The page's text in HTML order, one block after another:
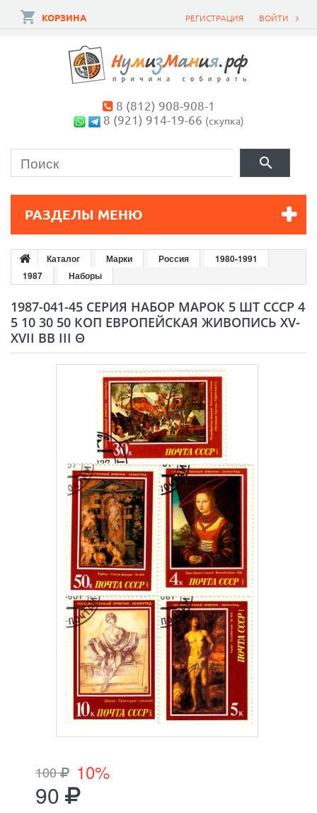
ВОЙТИ
РЕГИСТРАЦИЯ
КОРЗИНА
8 (812) 908-908-1
8 (921) 914-19-66 (скупка)
РАЗДЕЛЫ МЕНЮ
Каталог Марки Россия
1980-1991
1987
Наборы
1987-041-45 СЕРИЯ НАБОР МАРОК 5 ШТ СССР 4
5 10 30 50 КОП ЕВРОПЕЙСКАЯ ЖИВОПИСЬ XV-
XVII ВВ III Θ
100 10%
90